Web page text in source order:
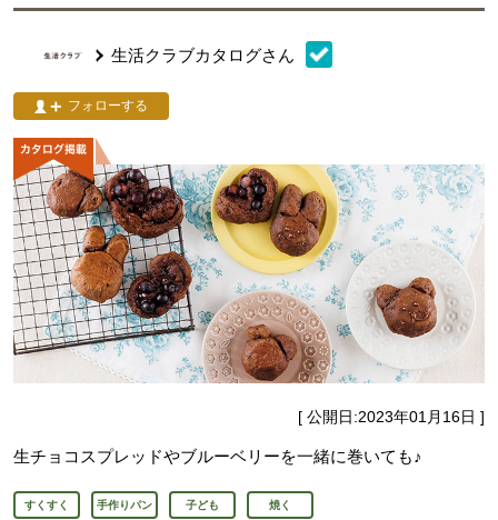
生活クラブカタログさん
フォローする
[ 公開日:2023年01月16日 ]
生チョコスプレッドやブルーベリーを一緒に巻いても♪
すくすく 手作りパン 子ども 焼く